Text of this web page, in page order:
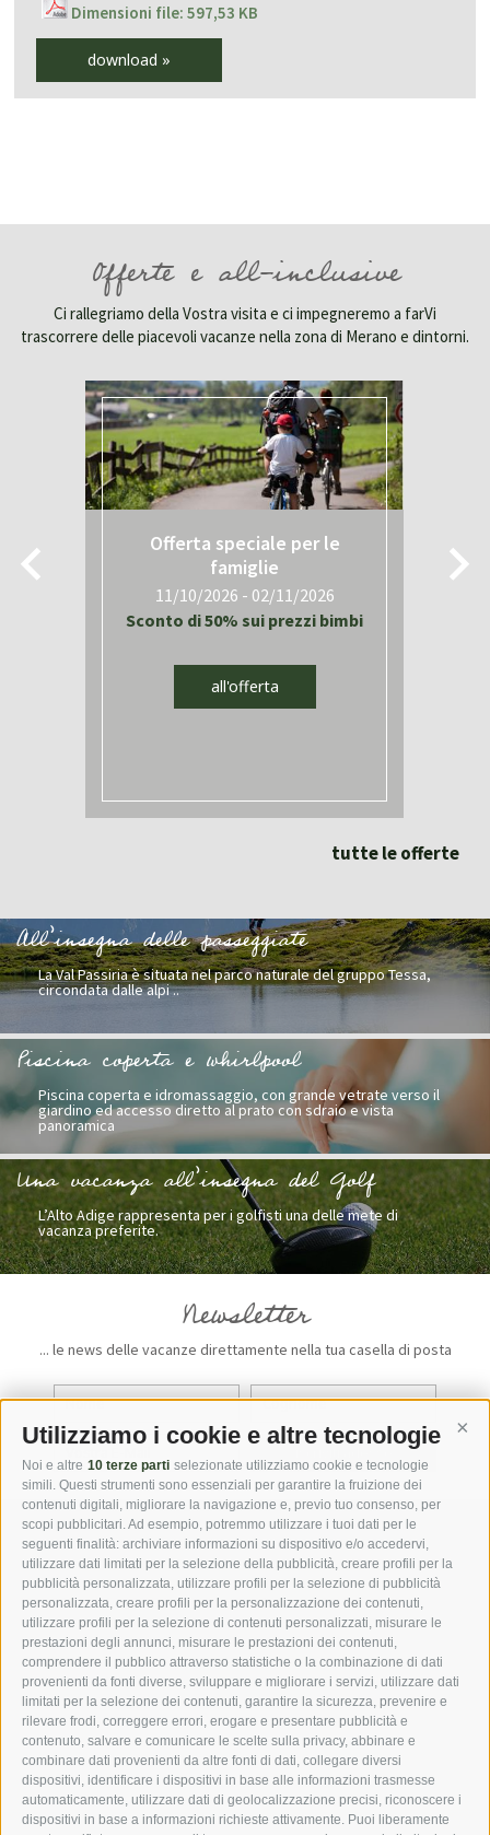
Utilizziamo i cookie e altre tecnologie
Noi e altre 10 terze parti selezionate utilizziamo cookie e tecnologie
simili. Questi strumenti sono essenziali per garantire la fruizione dei
contenuti digitali, migliorare la navigazione e, previo tuo consenso, per
scopi pubblicitari. Ad esempio, potremmo utilizzare i tuoi dati per le
seguenti finalità: archiviare informazioni su dispositivo e/o accedervi,
utilizzare dati limitati per la selezione della pubblicità, creare profili per la
pubblicità personalizzata, utilizzare profili per la selezione di pubblicità
personalizzata, creare profili per la personalizzazione dei contenuti,
utilizzare profili per la selezione di contenuti personalizzati, misurare le
prestazioni degli annunci, misurare le prestazioni dei contenuti,
comprendere il pubblico attraverso statistiche o la combinazione di dati
provenienti da fonti diverse, sviluppare e migliorare i servizi, utilizzare dati
limitati per la selezione dei contenuti, garantire la sicurezza, prevenire e
rilevare frodi, correggere errori, erogare e presentare pubblicità e
contenuto, salvare e comunicare le scelte sulla privacy, abbinare e
combinare dati provenienti da altre fonti di dati, collegare diversi
dispositivi, identificare i dispositivi in base alle informazioni trasmesse
automaticamente, utilizzare dati di geolocalizzazione precisi, riconoscere i
dispositivi in base a informazioni richieste attivamente. Puoi liberamente
Dimensioni file: 597,53 KB
download »
Offerte e all-inclusive
Ci rallegriamo della Vostra visita e ci impegneremo a farVi
trascorrere delle piacevoli vacanze nella zona di Merano e dintorni.
Offerta speciale per le
famiglie
11/10/2026 - 02/11/2026
Sconto di 50% sui prezzi bimbi
all'offerta
tutte le offerte
All’insegna delle passeggiate
La Val Passiria è situata nel parco naturale del gruppo Tessa,
circondata dalle alpi ..
Piscina coperta e whirlpool
Piscina coperta e idromassaggio, con grande vetrate verso il
giardino ed accesso diretto al prato con sdraio e vista
panoramica
Una vacanza all’insegna del Golf
L’Alto Adige rappresenta per i golfisti una delle mete di
vacanza preferite.
Newsletter
... le news delle vacanze direttamente nella tua casella di posta
DOWNLOADS GALLERIA FOTO
NAVIGATORE WEBCAMS METEO
***s Hotel Jager Hans · Famiglia Ennemoser · Via Paese 3
39010 San Martino in Passiria
Tel: +39 0473 641253 · Fax: +39 0473 641078 ·
info@jagerhans.com